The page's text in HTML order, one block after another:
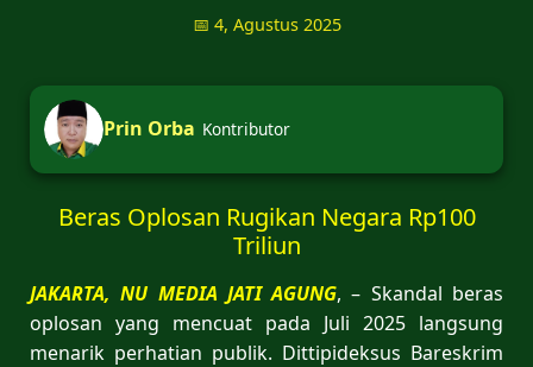
📅 4, Agustus 2025
Prin Orba Kontributor
Beras Oplosan Rugikan Negara Rp100
Triliun
JAKARTA, NU MEDIA JATI AGUNG, – Skandal beras
oplosan yang mencuat pada Juli 2025 langsung
menarik perhatian publik. Dittipideksus Bareskrim